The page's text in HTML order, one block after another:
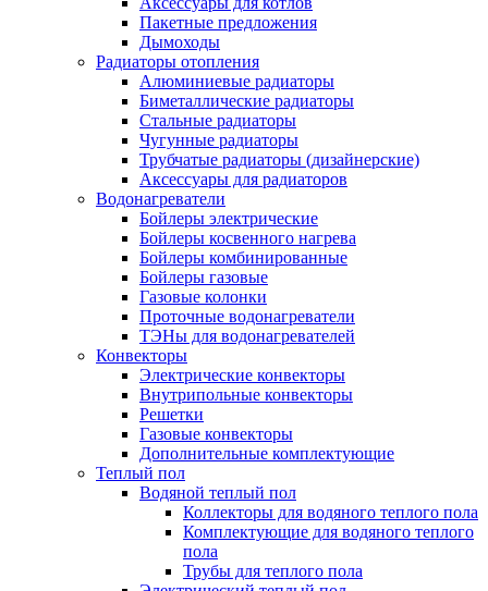
Пакетные предложения
Дымоходы
Радиаторы отопления
Алюминиевые радиаторы
Биметаллические радиаторы
Стальные радиаторы
Чугунные радиаторы
Трубчатые радиаторы (дизайнерские)
Аксессуары для радиаторов
Водонагреватели
Бойлеры электрические
Бойлеры косвенного нагрева
Бойлеры комбинированные
Бойлеры газовые
Газовые колонки
Проточные водонагреватели
ТЭНы для водонагревателей
Конвекторы
Электрические конвекторы
Внутрипольные конвекторы
Решетки
Газовые конвекторы
Дополнительные комплектующие
Теплый пол
Водяной теплый пол
Коллекторы для водяного теплого пола
Комплектующие для водяного теплого
пола
Трубы для теплого пола